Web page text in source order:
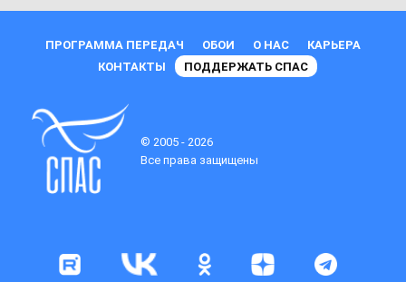
ПРОГРАММА ПЕРЕДАЧ ОБОИ О НАС
КАРЬЕРА
КОНТАКТЫ
ПОДДЕРЖАТЬ СПАС
© 2005 - 2026
Все права защищены